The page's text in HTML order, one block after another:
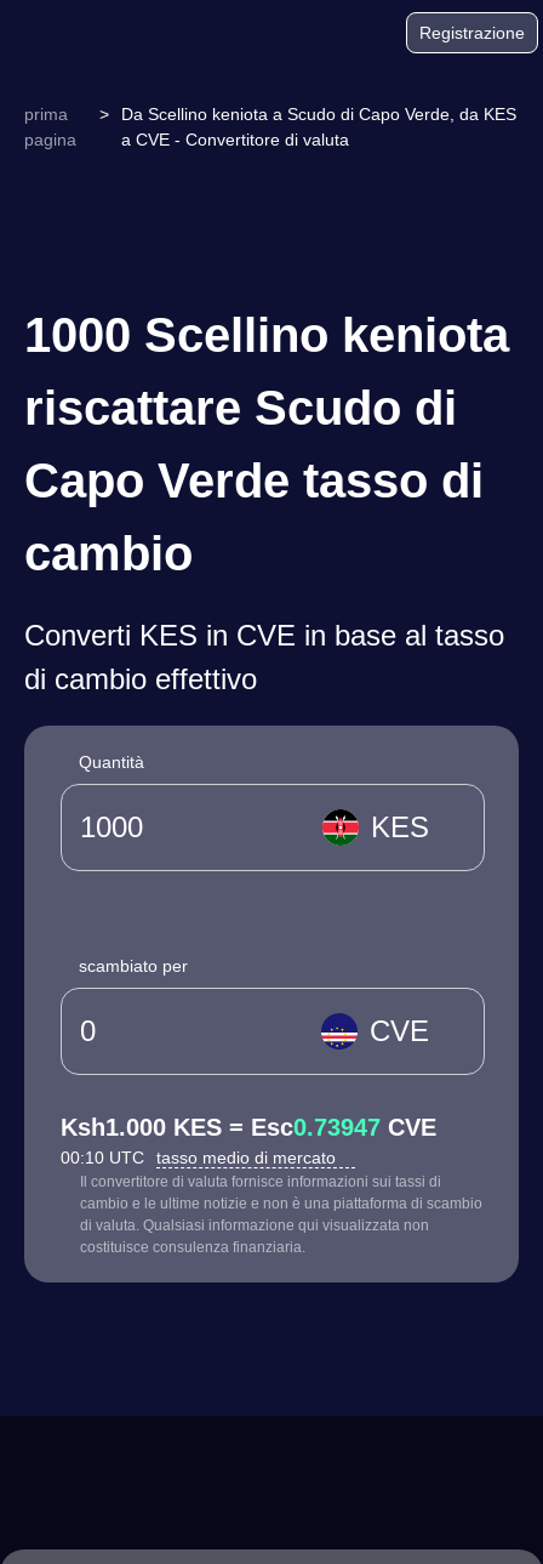
Registrazione
prima
pagina
>
Da Scellino keniota a Scudo di Capo Verde, da KES
a CVE - Convertitore di valuta
1000 Scellino keniota
riscattare Scudo di
Capo Verde tasso di
cambio
Converti KES in CVE in base al tasso
di cambio effettivo
Quantità
KES
scambiato per
CVE
Ksh1.000 KES = Esc0.73947 CVE
00:10 UTC tasso medio di mercato
Il convertitore di valuta fornisce informazioni sui tassi di
cambio e le ultime notizie e non è una piattaforma di scambio
di valuta. Qualsiasi informazione qui visualizzata non
costituisce consulenza finanziaria.